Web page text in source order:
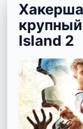
Island 2